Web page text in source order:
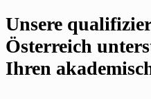
Unsere
Österreich
Ihren